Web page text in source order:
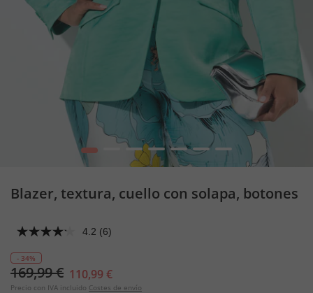
1 3 4 5 6 7
Blazer, textura, cuello con solapa, botones
4.2 (6)
- 34%
169,99 € 110,99 €
Precio con IVA incluido Costes de envío